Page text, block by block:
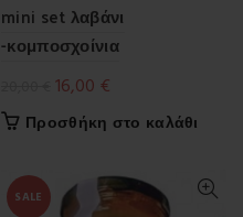
mini set λαβάνι
-κομποσχοίνια
Original
price
was:
16,00 €
τρέχουσα
16,00 €.
Προσθήκη στο καλάθι
SALE